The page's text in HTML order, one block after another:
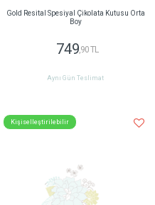
Gold Resital Spesiyal Çikolata Kutusu Orta
Boy
749,90 TL
Aynı Gün Teslimat
Kişiselleştirilebilir